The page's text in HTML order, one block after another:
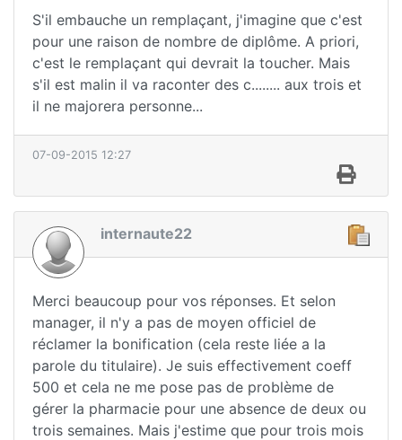
S'il embauche un remplaçant, j'imagine que c'est
pour une raison de nombre de diplôme. A priori,
c'est le remplaçant qui devrait la toucher. Mais
s'il est malin il va raconter des c........ aux trois et
il ne majorera personne...
07-09-2015 12:27
internaute22
Merci beaucoup pour vos réponses. Et selon
manager, il n'y a pas de moyen officiel de
réclamer la bonification (cela reste liée a la
parole du titulaire). Je suis effectivement coeff
500 et cela ne me pose pas de problème de
gérer la pharmacie pour une absence de deux ou
trois semaines. Mais j'estime que pour trois mois